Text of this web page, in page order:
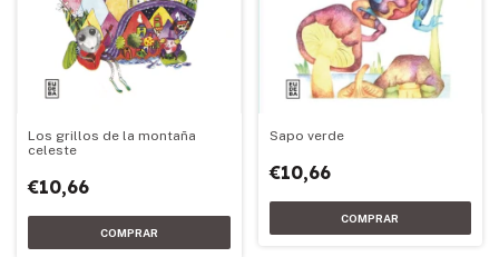
Los grillos de la montaña
celeste
€10,66
Sapo verde
€10,66